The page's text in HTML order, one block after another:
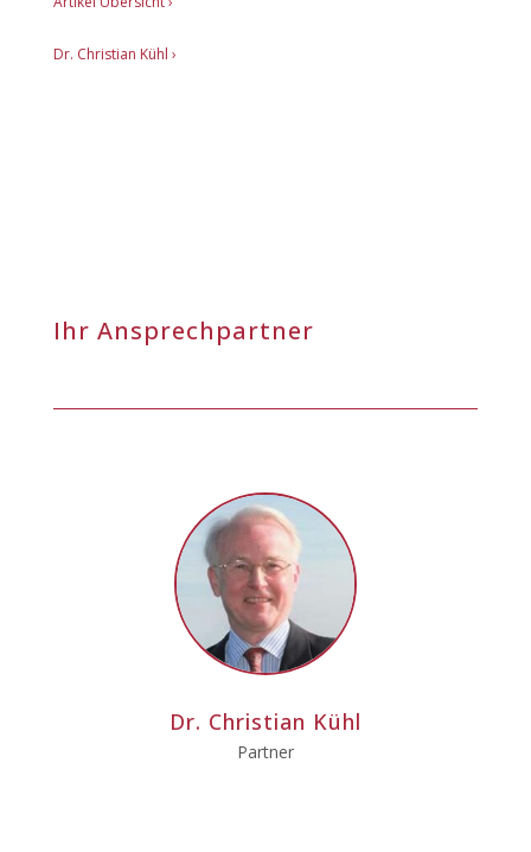
Dr. Christian Kühl ›
Ihr Ansprechpartner
Dr. Christian Kühl
Partner